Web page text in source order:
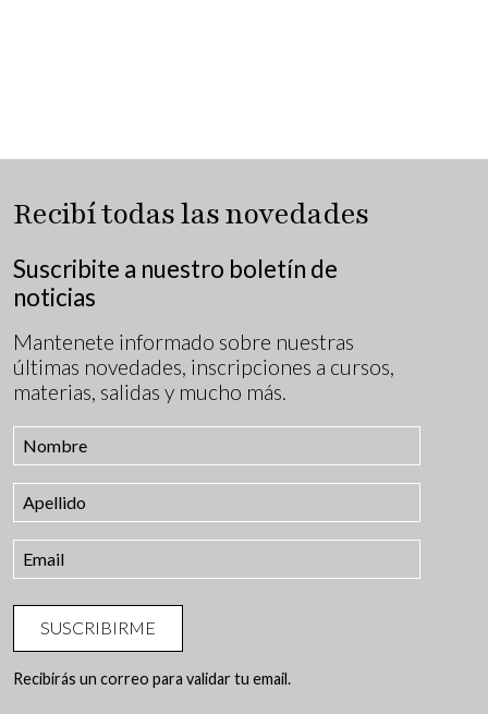
Recibí todas las novedades
Suscribite a nuestro boletín de
noticias
Mantenete informado sobre nuestras
últimas novedades, inscripciones a cursos,
materias, salidas y mucho más.
SUSCRIBIRME
Recibirás un correo para validar tu email.